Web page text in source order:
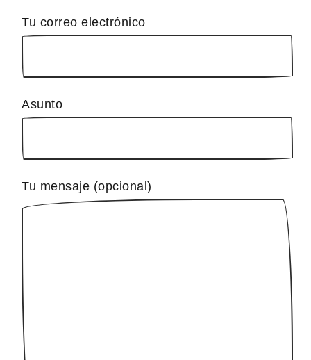
Tu correo electrónico
Asunto
Tu mensaje (opcional)